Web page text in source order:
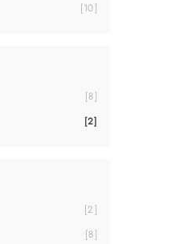
10
8
2
2
8